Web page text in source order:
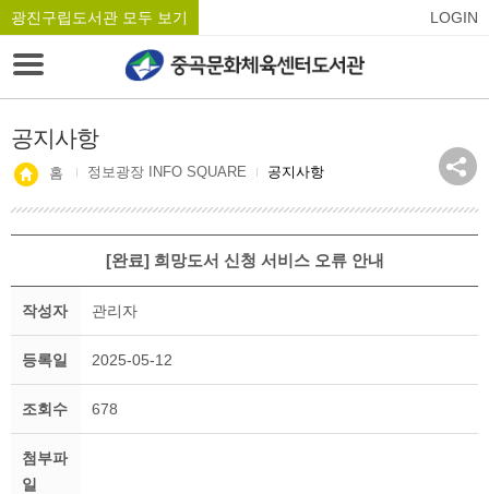
광진구립도서관 모두 보기 LOGIN
공지사항
홈 정보광장 INFO SQUARE 공지사항
[완료] 희망도서 신청 서비스 오류 안내
작성자 관리자
등록일 2025-05-12
조회수 678
첨부파
일